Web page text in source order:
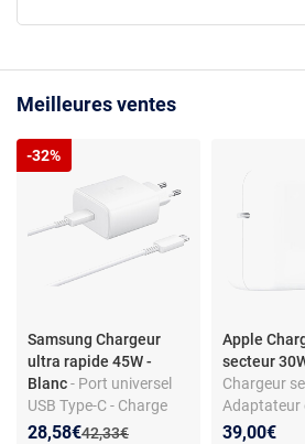
Meilleures ventes
Samsung Chargeur
ultra rapide 45W -
Blanc- Port universel
USB Type-C - Charge
ultra rapide 2.0
Ancien prix :
42,33€
Nouveau prix :
28,58€
Réduction de :
-32%
Apple
secteur
Chargeur
Adaptateur
Certification
39,00€